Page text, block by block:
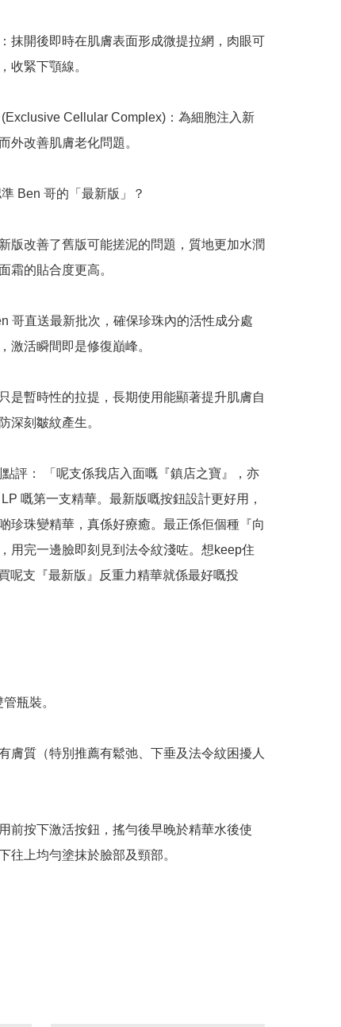
抹開後即時在肌膚表面形成微提拉網，肉眼可
收緊下顎線。
Cellular Complex)：為細胞注入新
外改善肌膚老化問題。
Ben 哥的「最新版」？
版改善了舊版可能搓泥的問題，質地更加水潤
霜的貼合度更高。
哥直送最新批次，確保珍珠內的活性成分處
激活瞬間即是修復巔峰。
是暫時性的拉提，長期使用能顯著提升肌膚自
深刻皺紋產生。
評： 「呢支係我店入面嘅『鎮店之寶』，亦
嘅第一支精華。最新版嘅按鈕設計更好用，
珍珠變精華，真係好療癒。最正係佢個種『向
用完一邊臉即刻見到法令紋淺咗。想keep住
呢支『最新版』反重力精華就係最好嘅投
瓶裝。
膚質（特別推薦有鬆弛、下垂及法令紋困擾人
前按下激活按鈕，搖勻後早晚於精華水後使
往上均勻塗抹於臉部及頸部。